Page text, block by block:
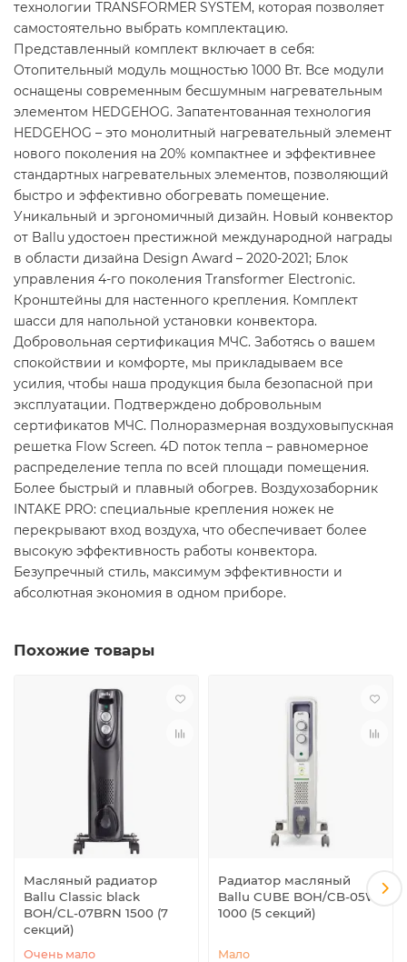
технологии TRANSFORMER SYSTEM, которая позволяет
самостоятельно выбрать комплектацию.
Представленный комплект включает в себя:
Отопительный модуль мощностью 1000 Вт. Все модули
оснащены современным бесшумным нагревательным
элементом HEDGEHOG. Запатентованная технология
HEDGEHOG – это монолитный нагревательный элемент
нового поколения на 20% компактнее и эффективнее
стандартных нагревательных элементов, позволяющий
быстро и эффективно обогревать помещение.
Уникальный и эргономичный дизайн. Новый конвектор
от Ballu удостоен престижной международной награды
в области дизайна Design Award – 2020-2021; Блок
управления 4-го поколения Transformer Electronic.
Кронштейны для настенного крепления. Комплект
шасси для напольной установки конвектора.
Добровольная сертификация МЧС. Заботясь о вашем
спокойствии и комфорте, мы прикладываем все
усилия, чтобы наша продукция была безопасной при
эксплуатации. Подтверждено добровольным
сертификатов МЧС. Полноразмерная воздуховыпускная
решетка Flow Screen. 4D поток тепла – равномерное
распределение тепла по всей площади помещения.
Более быстрый и плавный обогрев. Воздухозаборник
INTAKE PRO: специальные крепления ножек не
перекрывают вход воздуха, что обеспечивает более
высокую эффективность работы конвектора.
Безупречный стиль, максимум эффективности и
абсолютная экономия в одном приборе.
Похожие товары
Масляный радиатор
Ballu Classic black
BOH/CL-07BRN 1500 (7
секций)
Очень мало
Радиатор масляный
Ballu CUBE BOH/CB-05W
1000 (5 секций)
Мало